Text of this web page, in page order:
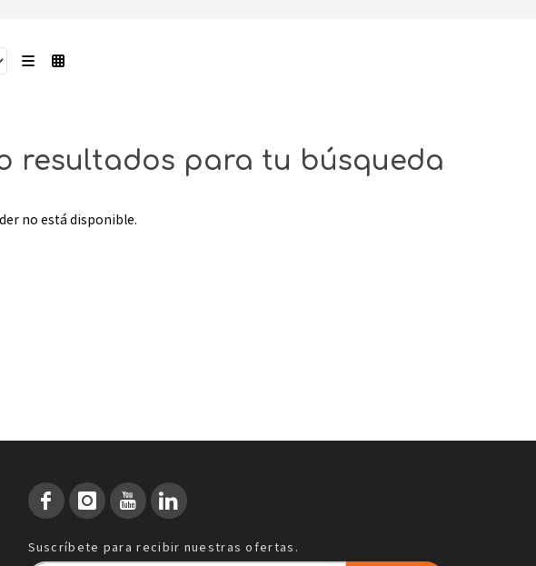
resultados para tu búsqueda
no está disponible.
Suscríbete para recibir nuestras ofertas.